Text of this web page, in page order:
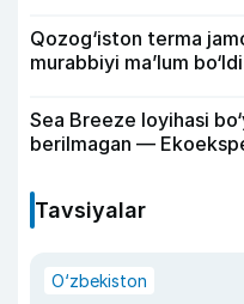
Qozog‘iston terma
murabbiyi ma’lum bo‘ldi
Sea Breeze loyihasi
berilmagan —
Tavsiyalar
O‘zbekiston